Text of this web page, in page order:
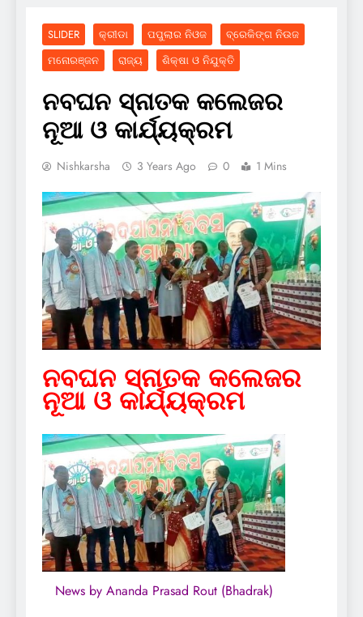
SLIDER କ୍ରୀଡା ପପୁଲାର ନିଓଜ
ବ୍ରେକିଙ୍ଗ ନିଉଜ
ମନୋରଞ୍ଜନ
ରାଜ୍ୟ ଶିକ୍ଷା ଓ ନିଯୁକ୍ତି
ନବଘନ ସ୍ନାତକ କଲେଜର
ନୂଆ ଓ କାର୍ଯ୍ୟକ୍ରମ
Nishkarsha 3 Years Ago 0 1 Mins
ନବଘନ ସ୍ନାତକ କଲେଜର
ନୂଆ ଓ କାର୍ଯ୍ୟକ୍ରମ
News by Ananda Prasad Rout (Bhadrak)